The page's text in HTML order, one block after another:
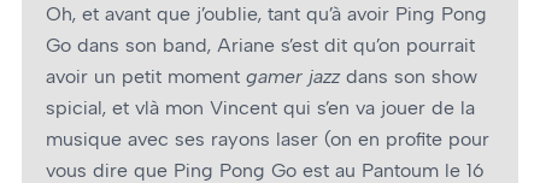
Oh, et avant que j’oublie, tant qu’à avoir Ping Pong
Go dans son band, Ariane s’est dit qu’on pourrait
avoir un petit moment gamer jazzdans son show
spicial, et vlà mon Vincent qui s’en va jouer de la
musique avec ses rayons laser (on en profite pour
vous dire que Ping Pong Go est au Pantoum le 16